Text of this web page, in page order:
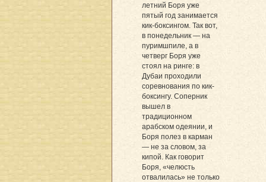
летний Боря уже
пятый год занимается
кик-боксингом. Так вот,
в понедельник — на
пуримшпиле, а в
четверг Боря уже
стоял на ринге: в
Дубаи проходили
соревнования по кик-
боксингу. Соперник
вышел в
традиционном
арабском одеянии, и
Боря полез в карман
— не за словом, за
кипой. Как говорит
Боря, «челюсть
отвалилась» не только